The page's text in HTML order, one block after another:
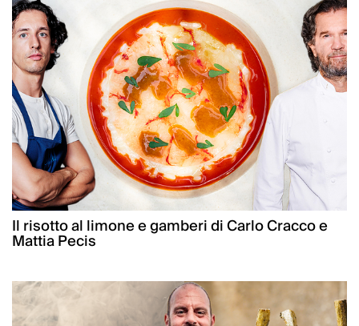
Il risotto al limone e gamberi di Carlo Cracco e
Mattia Pecis